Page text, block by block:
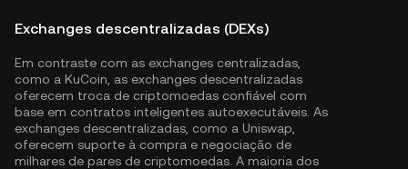
Exchanges descentralizadas (DEXs)
Em contraste com as exchanges centralizadas,
como a KuCoin, as exchanges descentralizadas
oferecem troca de criptomoedas confiável com
base em contratos inteligentes autoexecutáveis. As
exchanges descentralizadas, como a Uniswap,
oferecem suporte à compra e negociação de
milhares de pares de criptomoedas. A maioria dos